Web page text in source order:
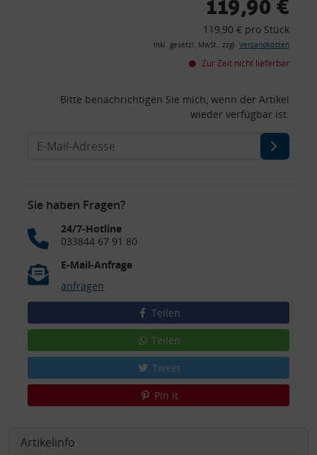
119,90 €
119,90 € pro Stück
inkl. gesetzl. MwSt., zzgl. Versandkosten
Zur Zeit nicht lieferbar
Bitte benachrichtigen Sie mich, wenn der Artikel
wieder verfügbar ist:
Sie haben Fragen?
24/7-Hotline
033844 67 91 80
E-Mail-Anfrage
anfragen
Teilen
Teilen
Tweet
Pin it
Artikelinfo